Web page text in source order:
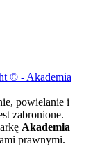
© - Akademia
powielanie i
zabronione.
Akademia
prawnymi.